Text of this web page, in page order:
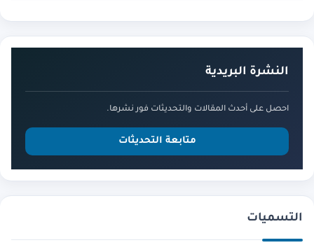
النشرة البريدية
احصل على أحدث المقالات والتحديثات فور نشرها.
متابعة التحديثات
التسميات